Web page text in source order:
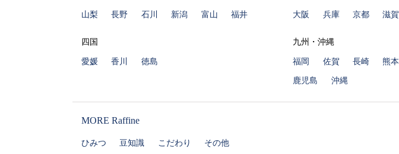
山梨 長野 石川 新潟 富山 福井 大阪 兵庫 京都 滋賀
四国
愛媛 香川 徳島
九州・沖縄
福岡 佐賀 長崎 熊本
鹿児島 沖縄
MORE Raffine
ひみつ 豆知識 こだわり その他